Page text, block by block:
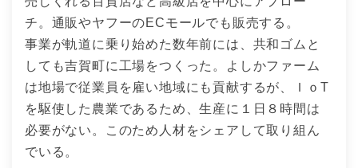
チ。通販やヤフーのECモールでも販売する。
事業が軌道に乗り始めた数年前には、共和ゴムと
しても吉賀町に工場をつくった。よしかファーム
は地場で従業員を雇い地域にも貢献するが、ＩｏT
を駆使した農業であるため、生産に１日８時間は
必要がない。このため人材をシェアして取り組ん
でいる。